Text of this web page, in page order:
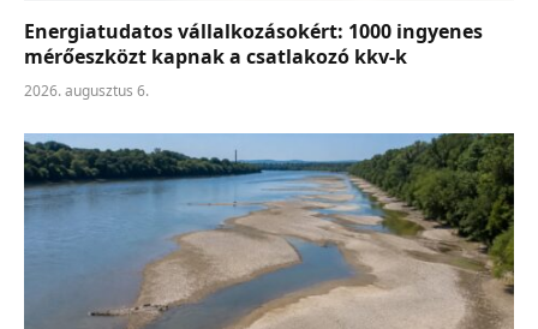
Energiatudatos vállalkozásokért: 1000 ingyenes
mérőeszközt kapnak a csatlakozó kkv-k
2026. augusztus 6.